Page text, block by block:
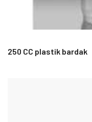
250 CC plastik bardak